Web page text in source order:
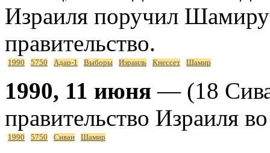
Израиля поручил
правительство.
1990 5750 Адар-1 Выборы Израиль Кнессет Шамир
1990, 11 июня — (18
правительство Израиля
1990 5750 Сиван Шамир